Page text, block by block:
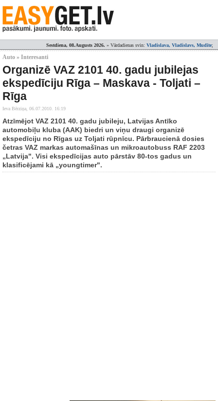
Sestdiena, 08.Augusts 2026. » Vārdadienas svin: Vladislava, Vladislavs, Mudīte;
Auto » Interesanti
Organizē VAZ 2101 40. gadu jubilejas
ekspedīciju Rīga – Maskava - Toljati –
Rīga
Ieva Bērziņa, 06.07.2010. 16:19
Atzīmējot VAZ 2101 40. gadu jubileju, Latvijas Antīko
automobiļu kluba (AAK) biedri un viņu draugi organizē
ekspedīciju no Rīgas uz Toljati rūpnīcu. Pārbraucienā dosies
četras VAZ markas automašīnas un mikroautobuss RAF 2203
„Latvija". Visi ekspedīcijas auto pārstāv 80-tos gadus un
klasificējami kā „youngtimer".